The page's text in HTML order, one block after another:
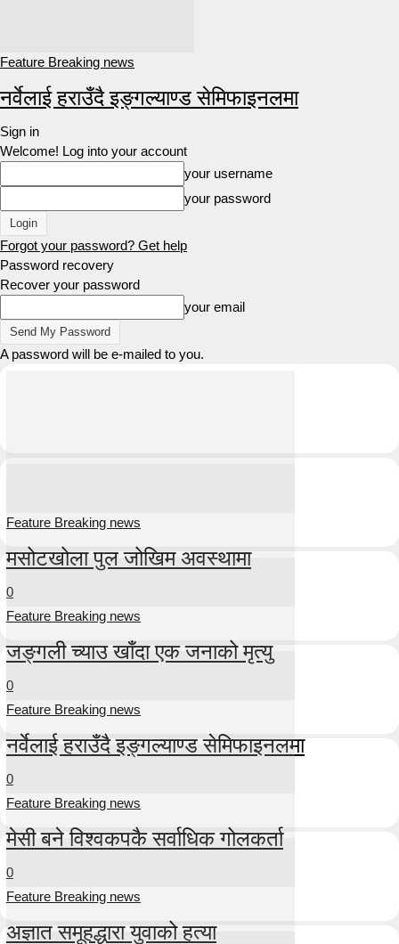
Feature Breaking news
नर्वेलाई हराउँदै इङ्गल्याण्ड सेमिफाइनलमा
Sign in
Welcome! Log into your account
your username
your password
Forgot your password? Get help
Password recovery
Recover your password
your email
A password will be e-mailed to you.
Feature Breaking news
मसोटखोला पुल जोखिम अवस्थामा
0
Feature Breaking news
जङ्गली च्याउ खाँदा एक जनाको मृत्यु
0
Feature Breaking news
नर्वेलाई हराउँदै इङ्गल्याण्ड सेमिफाइनलमा
0
Feature Breaking news
मेसी बने विश्वकपकै सर्वाधिक गोलकर्ता
0
Feature Breaking news
अज्ञात समूहद्धारा युवाको हत्या